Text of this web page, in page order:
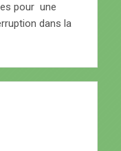
pour une
dans la